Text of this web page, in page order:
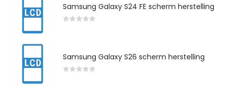
Samsung Galaxy S24 FE scherm herstelling
Samsung Galaxy S26 scherm herstelling